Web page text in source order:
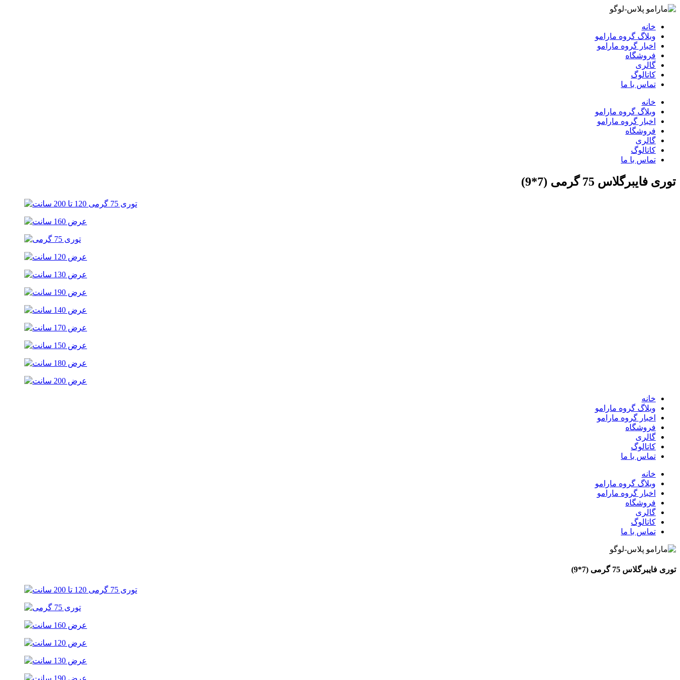
خانه
وبلاگ گروه مارامو
اخبار گروه مارامو
فروشگاه
گالری
کاتالوگ
تماس با ما
خانه
وبلاگ گروه مارامو
اخبار گروه مارامو
فروشگاه
گالری
کاتالوگ
تماس با ما
توری فایبرگلاس 75 گرمی (7*9)
خانه
وبلاگ گروه مارامو
اخبار گروه مارامو
فروشگاه
گالری
کاتالوگ
تماس با ما
خانه
وبلاگ گروه مارامو
اخبار گروه مارامو
فروشگاه
گالری
کاتالوگ
تماس با ما
توری فایبرگلاس 75 گرمی (7*9)